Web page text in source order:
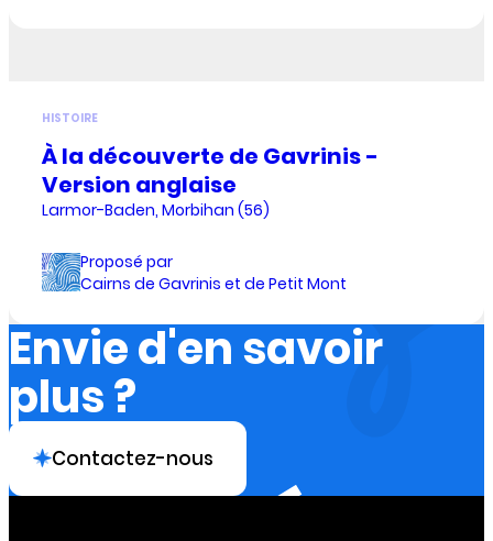
HISTOIRE
À la découverte de Gavrinis -
Version anglaise
Larmor-Baden, Morbihan (56)
Proposé par
Cairns de Gavrinis et de Petit Mont
Envie d'en savoir
plus ?
Contactez-nous